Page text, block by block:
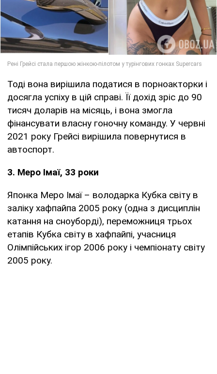
Тоді вона вирішила податися в порноакторки і
досягла успіху в цій справі. Її дохід зріс до 90
тисяч доларів на місяць, і вона змогла
фінансувати власну гоночну команду. У червні
2021 року Грейсі вирішила повернутися в
автоспорт.
3. Меро Імаї, 33 роки
Японка Меро Імаї – володарка Кубка світу в
заліку хафпайпа 2005 року (одна з дисциплін
катання на сноуборді), переможниця трьох
етапів Кубка світу в хафпайпі, учасниця
Олімпійських ігор 2006 року і чемпіонату світу
2005 року.